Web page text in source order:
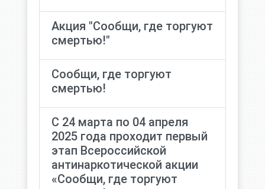
Акция "Сообщи, где торгуют
смертью!"
Сообщи, где торгуют
смертью!
С 24 марта по 04 апреля
2025 года проходит первый
этап Всероссийской
антинаркотической акции
«Сообщи, где торгуют